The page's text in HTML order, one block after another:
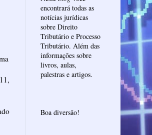
encontrará todas as
notícias jurídicas
sobre Direito
Tributário e Processo
Tributário. Além das
informações sobre
livros, aulas,
palestras e artigos.
Boa diversão!